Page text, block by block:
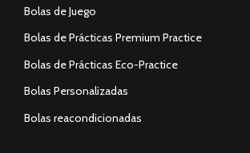
Bolas de Juego
Bolas de Prácticas Premium Practice
Bolas de Prácticas Eco-Practice
Bolas Personalizadas
Bolas reacondicionadas